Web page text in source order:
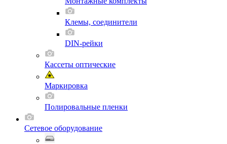
Клемы, соединители
DIN-рейки
Кассеты оптические
Маркировка
Полировальные пленки
Сетевое оборудование